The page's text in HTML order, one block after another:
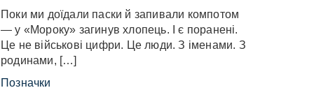
Поки ми доїдали паски й запивали компотом
— у «Мороку» загинув хлопець. І є поранені.
Це не військові цифри. Це люди. З іменами. З
родинами, […]
Позначки